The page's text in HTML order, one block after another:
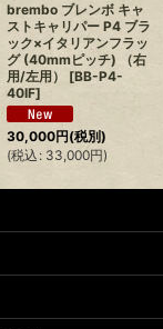
brembo ブレンボ キャ
ストキャリパー P4 ブラ
ック×イタリアンフラッ
グ (40mmピッチ) （右
用/左用）
[BB-P4-
40IF]
30,000円(税別)
(税込 : 33,000円)